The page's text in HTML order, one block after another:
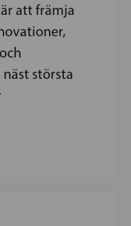
att främja
näst största